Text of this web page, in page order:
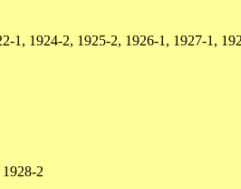
1924-2, 1925-2, 1926-1, 1927-1,
2